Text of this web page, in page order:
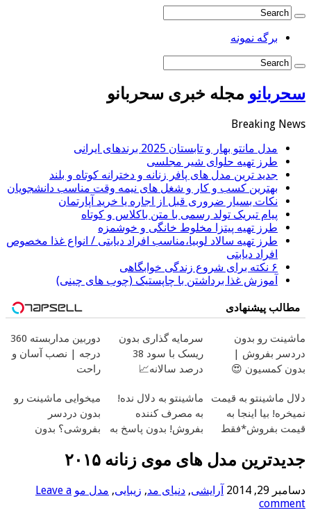
برگه نمونه
سحربانو مجله خبری سحربانو
Breaking News
مدل مانتو بهار و تابستان 2025 برندهای ایرانی
طرز تهیه حلوای شیر مجلسی
جدید ترین مدل های پافر زنانه و دخترانه کوتاه و بلند
بهترین کسب و کار و شغل های نیمه وقت مناسب دانشجویان
نکات بسیار ضروری قبل از اجاره یا خرید آپارتمان
پیام تبریک تولد رسمی با متن باکلاس و کوتاه
طرز تهیه پیتزا مخلوط خانگی و خوشمزه
طرز تهیه سالاد لوبیا،مناسب افراد دیابتی / انواع غذا مخصوص
افراد دیابتی
۶ نکته برای شروع زندگی خوابگاهی
آموزش غذا برداشتن با چاپستیک (چوب های چینی)
مطالب پیشنهادی
ماشینت رو بدون
دردسر بفروش |
بدون کمسیون 😍
سرمایه گذاری بدون
ریسک با سود 38
درصد سالانه📈
دوربین مداربسته 360
درجه | نصب آسان و
راحت
دلال ماشینتو به قیمت
نمیخره! بیا اینجا به
قیمت بفروش*فقط
ماشینتو به دلال نده!
به مصرف کننده
بفروش! بدون پاسخ به
میخوایی ماشینت رو
بدون دردسر
بفروشی؟ بدون
جدیدترین مدل های موی زنانه ۲۰۱۵
دسامبر 29, 2014 آرایشی, دنیای مد, زیبایی, مدل مو Leave a
comment